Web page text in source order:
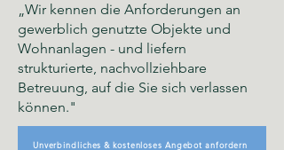
„Wir kennen die Anforderungen an
gewerblich genutzte Objekte und
Wohnanlagen - und liefern
strukturierte, nachvollziehbare
Betreuung, auf die Sie sich verlassen
können."
Unverbindliches & kostenloses Angebot anfordern